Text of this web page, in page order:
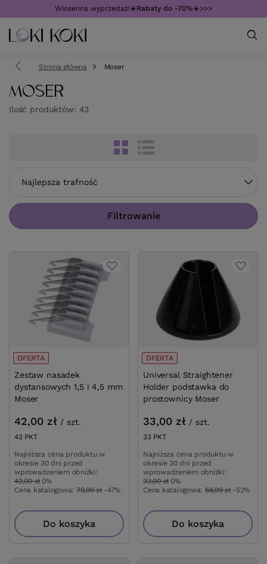
Wiosenna wyprzedaż!☀️Rabaty do -70%☀️>>>
Strona główna Moser
MOSER
Ilość produktów: 43
Zmień sortowanie
Najlepsza trafność
Filtrowanie
OFERTA
Zestaw nasadek
dystansowych 1,5 i 4,5 mm
Moser
42,00 zł / szt.
42PKTpunktów
Najniższa cena produktu w
okresie 30 dni przed
wprowadzeniem obniżki:
42,00 zł 0%
Cena katalogowa: 79,90 zł -47%
Do koszyka
OFERTA
Universal Straightener
Holder podstawka do
prostownicy Moser
33,00 zł / szt.
33 PKTpunktów
Najniższa cena produktu w
okresie 30 dni przed
wprowadzeniem obniżki:
33,00 zł 0%
Cena katalogowa: 68,99 zł -52%
Do koszyka